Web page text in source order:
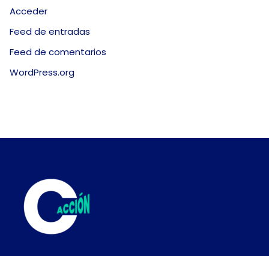
Acceder
Feed de entradas
Feed de comentarios
WordPress.org